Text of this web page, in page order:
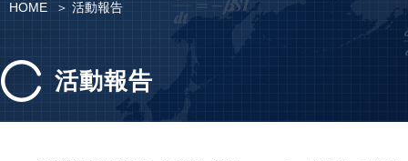
HOME ＞ 活動報告
活動報告